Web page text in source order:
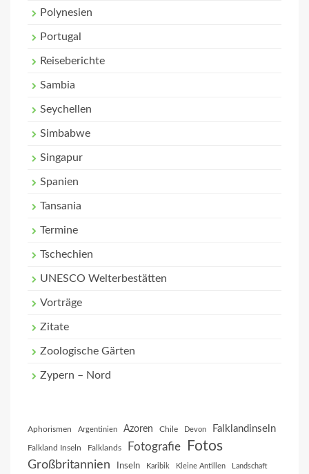
Polynesien
Portugal
Reiseberichte
Sambia
Seychellen
Simbabwe
Singapur
Spanien
Tansania
Termine
Tschechien
UNESCO Welterbestätten
Vorträge
Zitate
Zoologische Gärten
Zypern – Nord
Aphorismen Argentinien Azoren Chile Devon Falklandinseln
Falkland Inseln Falklands Fotografie Fotos
Großbritannien Inseln Karibik Kleine Antillen Landschaft